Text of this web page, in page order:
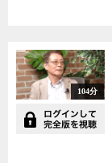
104分